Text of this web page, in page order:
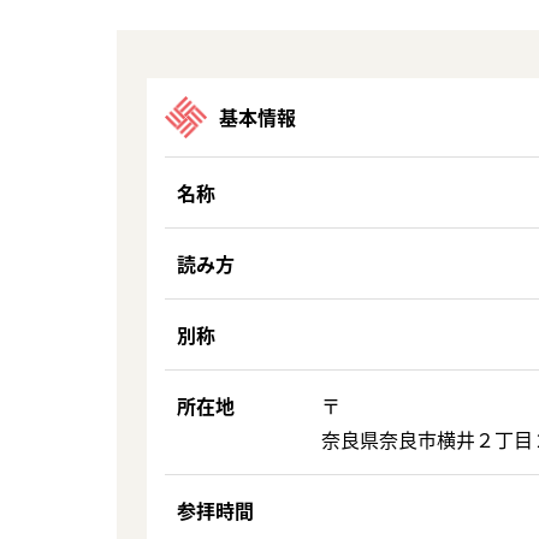
基本情報
名称
読み方
別称
所在地
〒
奈良県奈良市横井２丁目
参拝時間